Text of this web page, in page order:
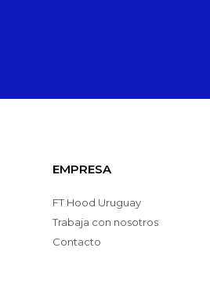
EMPRESA
FT Hood Uruguay
Trabaja con nosotros
Contacto